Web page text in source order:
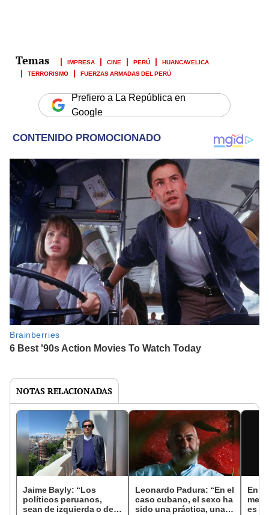
IMPRESA CINE PERÚ
HUANCAVELICA
TERRORISMO
FUERZAS ARMADAS DEL PERÚ
Prefiero a La República en
Google
NOTAS RELACIONADAS
Jaime Bayly: “Los
políticos peruanos,
sean de izquierda o de
Leonardo Padura: “En el
caso cubano, el sexo ha
sido una práctica, una
es